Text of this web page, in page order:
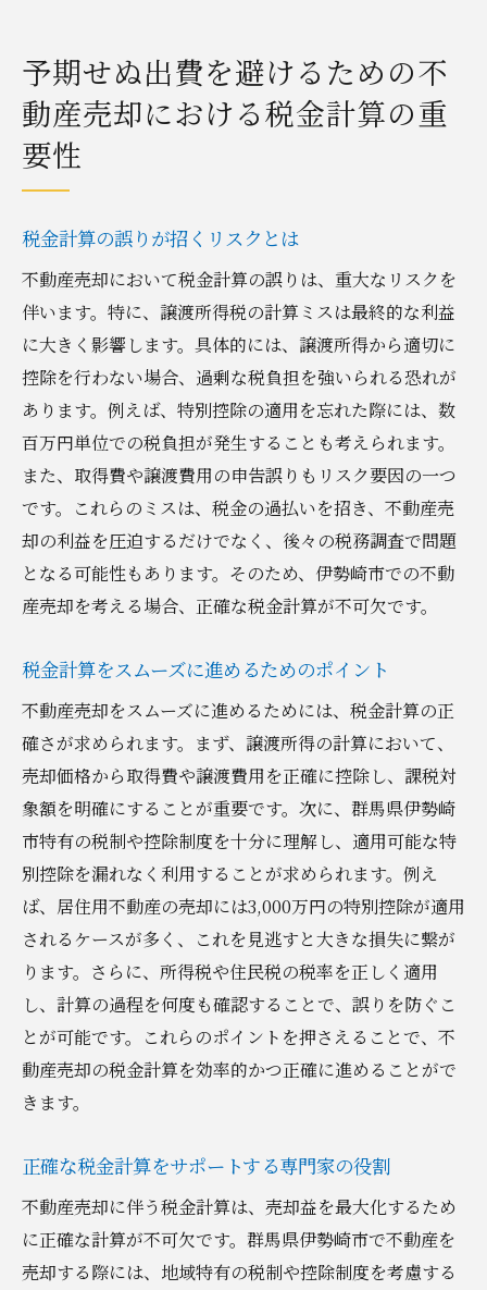
予期せぬ出費を避けるための不
動産売却における税金計算の重
要性
税金計算の誤りが招くリスクとは
不動産売却において税金計算の誤りは、重大なリスクを
伴います。特に、譲渡所得税の計算ミスは最終的な利益
に大きく影響します。具体的には、譲渡所得から適切に
控除を行わない場合、過剰な税負担を強いられる恐れが
あります。例えば、特別控除の適用を忘れた際には、数
百万円単位での税負担が発生することも考えられます。
また、取得費や譲渡費用の申告誤りもリスク要因の一つ
です。これらのミスは、税金の過払いを招き、不動産売
却の利益を圧迫するだけでなく、後々の税務調査で問題
となる可能性もあります。そのため、伊勢崎市での不動
産売却を考える場合、正確な税金計算が不可欠です。
税金計算をスムーズに進めるためのポイント
不動産売却をスムーズに進めるためには、税金計算の正
確さが求められます。まず、譲渡所得の計算において、
売却価格から取得費や譲渡費用を正確に控除し、課税対
象額を明確にすることが重要です。次に、群馬県伊勢崎
市特有の税制や控除制度を十分に理解し、適用可能な特
別控除を漏れなく利用することが求められます。例え
ば、居住用不動産の売却には3,000万円の特別控除が適用
されるケースが多く、これを見逃すと大きな損失に繋が
ります。さらに、所得税や住民税の税率を正しく適用
し、計算の過程を何度も確認することで、誤りを防ぐこ
とが可能です。これらのポイントを押さえることで、不
動産売却の税金計算を効率的かつ正確に進めることがで
きます。
正確な税金計算をサポートする専門家の役割
不動産売却に伴う税金計算は、売却益を最大化するため
に正確な計算が不可欠です。群馬県伊勢崎市で不動産を
売却する際には、地域特有の税制や控除制度を考慮する